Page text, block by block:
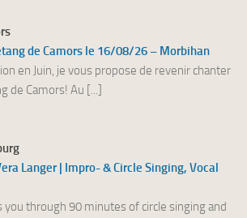
de Camors le 16/08/26 – Morbihan
en Juin, je vous propose de revenir chanter
de Camors! Au [...]
Langer | Impro- & Circle Singing, Vocal
through 90 minutes of circle singing and